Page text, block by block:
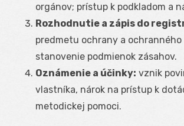
orgánov; prístup k podkladom a
Rozhodnutie a zápis do
predmetu ochrany a ochranného
stanovenie podmienok zásahov.
Oznámenie a účinky: vznik
vlastníka, nárok na prístup k
metodickej pomoci.